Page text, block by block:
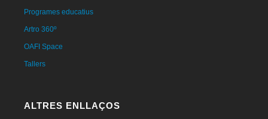
Programes educatius
Artro 360º
OAFI Space
Tallers
ALTRES ENLLAÇOS